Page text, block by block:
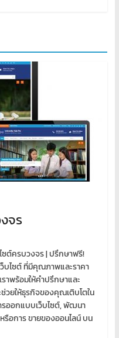
จร
ต์ครบวงจร | ปรึกษาฟรี!
ไซต์ ที่มีคุณภาพและราคา
พร้อมให้คำปรึกษาและ
วยให้ธุรกิจของคุณเติบโตใน
รออกแบบเว็บไซต์, พัฒนา
รือการ ขายของออนไลน์ บน